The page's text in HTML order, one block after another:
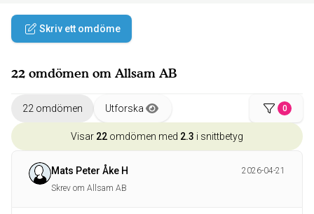
Skriv ett omdöme
22 omdömen om Allsam AB
22 omdömen Utforska 0
Visar 22 omdömen med 2.3 i snittbetyg
Mats Peter Åke H
2026-04-21
Skrev om Allsam AB